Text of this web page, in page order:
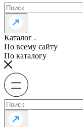
Каталог
По всему сайту
По каталогу